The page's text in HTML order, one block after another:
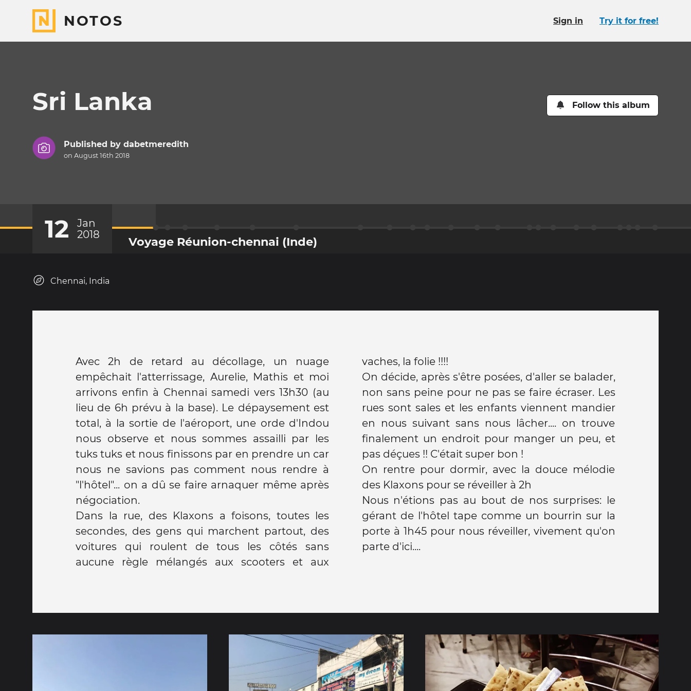
NOTOS Sign in Try it for free!
Sri Lanka Follow this album
Published by dabetmeredith
on August 16th 2018
12
Jan
2018
Voyage Réunion-chennai (Inde)
Chennai, India
Avec 2h de retard au décollage, un nuage
empêchait l'atterrissage, Aurelie, Mathis et moi
arrivons enfin à Chennai samedi vers 13h30 (au
lieu de 6h prévu à la base). Le dépaysement est
total, à la sortie de l'aéroport, une orde d'Indou
nous observe et nous sommes assailli par les
tuks tuks et nous finissons par en prendre un car
nous ne savions pas comment nous rendre à
"l'hôtel"... on a dû se faire arnaquer même après
négociation.
Dans la rue, des Klaxons a foisons, toutes les
secondes, des gens qui marchent partout, des
voitures qui roulent de tous les côtés sans
aucune règle mélangés aux scooters et aux
vaches, la folie !!!!
On décide, après s'être posées, d'aller se balader,
non sans peine pour ne pas se faire écraser. Les
rues sont sales et les enfants viennent mandier
en nous suivant sans nous lâcher.... on trouve
finalement un endroit pour manger un peu, et
pas déçues !! C'était super bon !
On rentre pour dormir, avec la douce mélodie
des Klaxons pour se réveiller à 2h
Nous n'étions pas au bout de nos surprises: le
gérant de l'hôtel tape comme un bourrin sur la
porte à 1h45 pour nous réveiller, vivement qu'on
parte d'ici....